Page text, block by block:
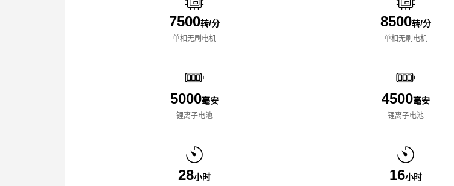
7500转/分
单相无刷电机
5000毫安
锂离子电池
28小时
8500转/分
单相无刷电机
4500毫安
锂离子电池
16小时